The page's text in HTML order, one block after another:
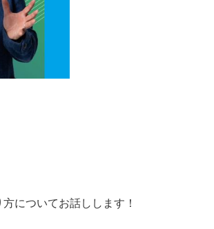
についてお話しします！